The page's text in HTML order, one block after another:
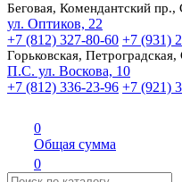
Беговая, Комендантский пр.,
ул. Оптиков, 22
+7 (812) 327-80-60 +7 (931)
Горьковская,
П.С. ул. Воскова, 10
+7 (812) 336-23-96 +7 (921)
0
Общая сумма
0